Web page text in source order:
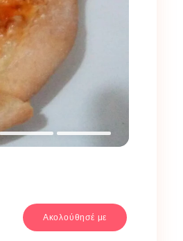
Ακολούθησέ με